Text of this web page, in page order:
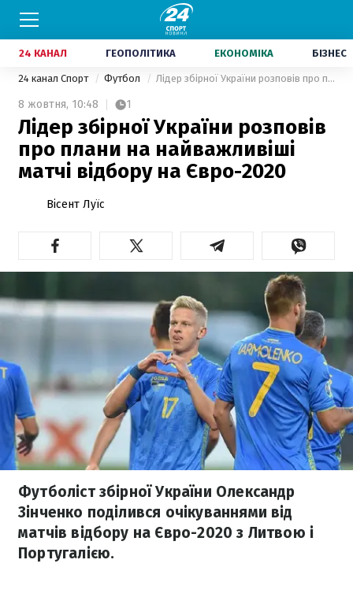
24 КАНАЛ ГЕОПОЛІТИКА ЕКОНОМІКА БІЗНЕС
24 канал Спорт Футбол Лідер збірної України розповів про плани на найважливіші матчі відбору на Євро-2020
8 жовтня, 10:48 1
Лідер збірної України розповів
про плани на найважливіші
матчі відбору на Євро-2020
Вісент Луїс
Футболіст збірної України Олександр
Зінченко поділився очікуваннями від
матчів відбору на Євро-2020 з Литвою і
Португалією.